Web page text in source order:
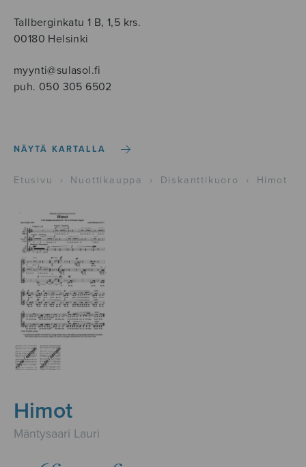
Tallberginkatu 1 B, 1,5 krs.
00180 Helsinki
myynti@sulasol.fi
puh. 050 305 6502
NÄYTÄ KARTALLA
Etusivu › Nuottikauppa › Diskanttikuoro › Himot
Himot
Mäntysaari Lauri